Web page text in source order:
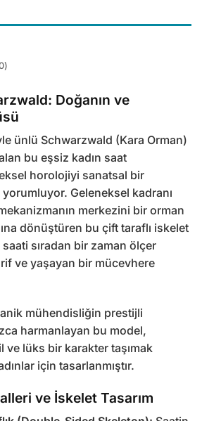
Doğanın ve
ünlü Schwarzwald (Kara Orman)
bu eşsiz kadın saat
horolojiyi sanatsal bir
Geleneksel kadranı
merkezini bir orman
dönüştüren bu çift taraflı iskelet
saati sıradan bir zaman ölçer
ve yaşayan bir mücevhere
mühendisliğin prestijli
harmanlayan bu model,
ve lüks bir karakter taşımak
için tasarlanmıştır.
ve İskelet Tasarım